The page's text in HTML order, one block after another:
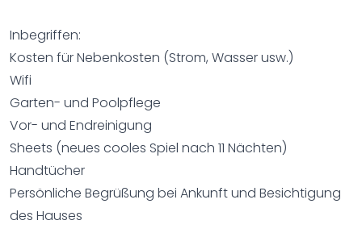
Inbegriffen:
Kosten für Nebenkosten (Strom, Wasser usw.)
Wifi
Garten- und Poolpflege
Vor- und Endreinigung
Sheets (neues cooles Spiel nach 11 Nächten)
Handtücher
Persönliche Begrüßung bei Ankunft und Besichtigung
des Hauses